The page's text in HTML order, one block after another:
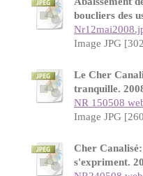
boucliers des
Image JPG
Le Cher
tranquille.
NR 150508
Image JPG
Cher
s'expriment.